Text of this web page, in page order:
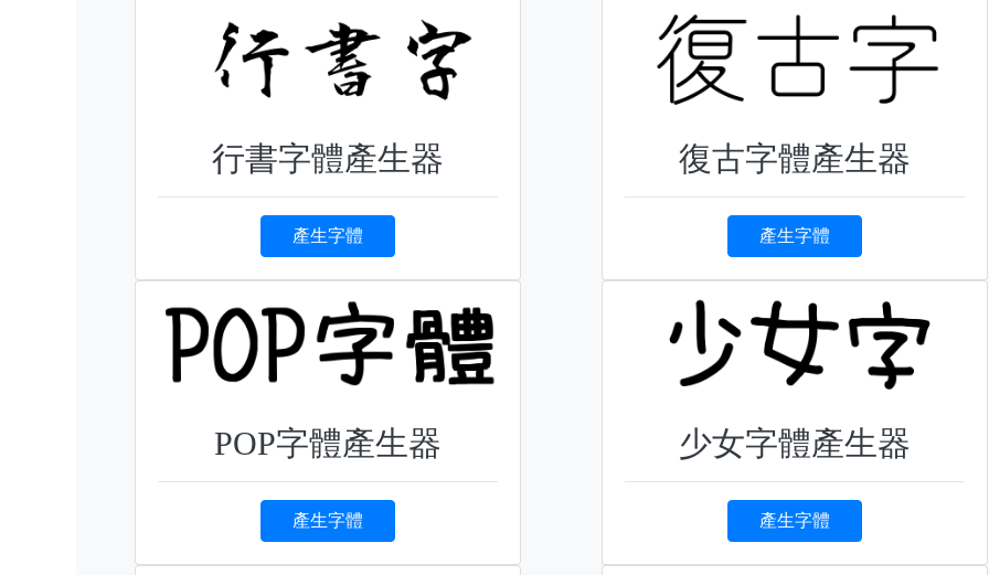
行書字體產生器
產生字體
復古字體產生器
產生字體
POP字體產生器
產生字體
少女字體產生器
產生字體